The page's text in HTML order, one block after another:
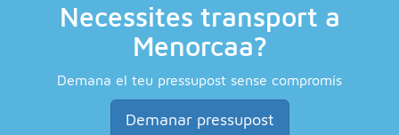
Necessites transport a
Menorcaa?
Demana el teu pressupost sense compromís
Demanar pressupost